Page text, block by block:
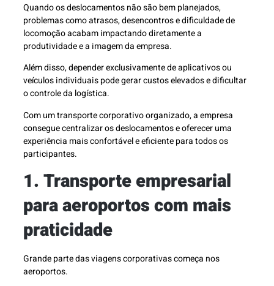
Quando os deslocamentos não são bem planejados,
problemas como atrasos, desencontros e dificuldade de
locomoção acabam impactando diretamente a
produtividade e a imagem da empresa.
Além disso, depender exclusivamente de aplicativos ou
veículos individuais pode gerar custos elevados e dificultar
o controle da logística.
Com um transporte corporativo organizado, a empresa
consegue centralizar os deslocamentos e oferecer uma
experiência mais confortável e eficiente para todos os
participantes.
1. Transporte empresarial
para aeroportos com mais
praticidade
Grande parte das viagens corporativas começa nos
aeroportos.